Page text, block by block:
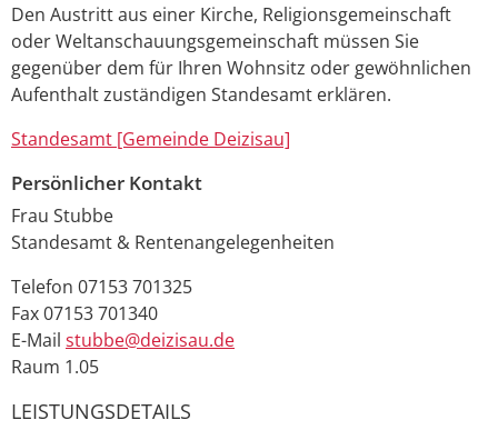
Den Austritt aus einer Kirche, Religionsgemeinschaft
oder Weltanschauungsgemeinschaft müssen Sie
gegenüber dem für Ihren Wohnsitz oder gewöhnlichen
Aufenthalt zuständigen Standesamt erklären.
Standesamt [Gemeinde Deizisau]
Persönlicher Kontakt
Frau Stubbe
Standesamt & Rentenangelegenheiten
Telefon 07153 701325
Fax07153 701340
E-Mail stubbe@deizisau.de
Raum 1.05
LEISTUNGSDETAILS